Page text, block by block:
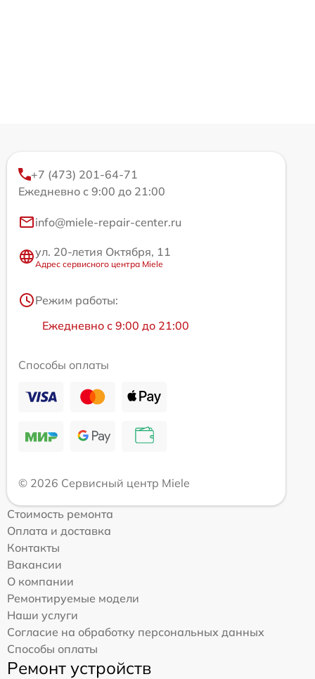
+7 (473) 201-64-71
Ежедневно с 9:00 до 21:00
info@miele-repair-center.ru
ул. 20-летия Октября, 11
Адрес сервисного центра Miele
Режим работы:
Ежедневно с 9:00 до 21:00
Способы оплаты
© 2026 Сервисный центр Miele
Стоимость ремонта
Оплата и доставка
Контакты
Вакансии
О компании
Ремонтируемые модели
Наши услуги
Согласие на обработку персональных данных
Способы оплаты
Ремонт устройств